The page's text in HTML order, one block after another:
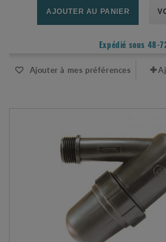
AJOUTER AU PANIER
Expédié sous 48-
Ajouter à mes préférences